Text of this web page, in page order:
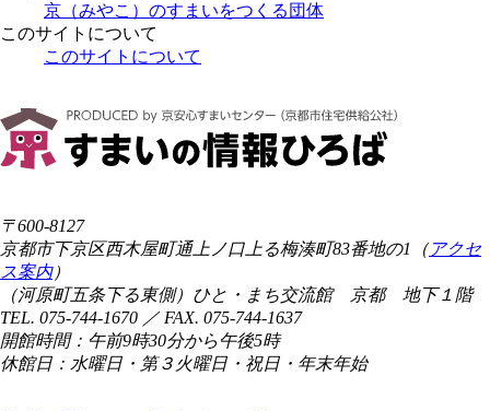
京（みやこ）のすまいをつくる団体
このサイトについて
このサイトについて
〒600-8127
京都市下京区西木屋町通上ノ口上る梅湊町83番地の1（ アクセ
ス案内）
（河原町五条下る東側）ひと・まち交流館 京都 地下１階
TEL. 075-744-1670 ／ FAX. 075-744-1637
開館時間：午前9時30分から午後5時
休館日：水曜日・第３火曜日・祝日・年末年始